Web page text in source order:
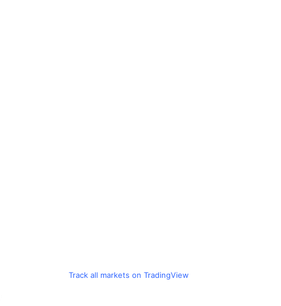
Track all markets on TradingView